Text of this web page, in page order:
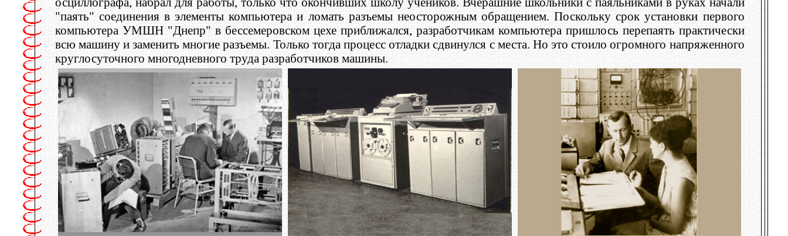
"паять" соединения в элементы компьютера и ломать разъемы неосторожным обращением. Поскольку срок установки первого
компьютера УМШН "Днепр" в бессемеровском цехе приближался, разработчикам компьютера пришлось перепаять практически
всю машину и заменить многие разъемы. Только тогда процесс отладки сдвинулся с места. Но это стоило огромного напряженного
круглосуточного многодневного труда разработчиков машины.